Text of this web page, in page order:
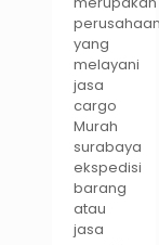
perusahaan
yang
melayani
jasa
cargo
Murah
surabaya
ekspedisi
barang
atau
jasa